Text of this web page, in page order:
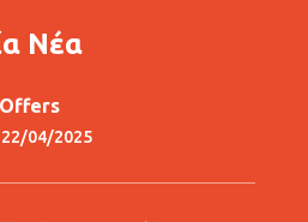
Νέα
04/2025